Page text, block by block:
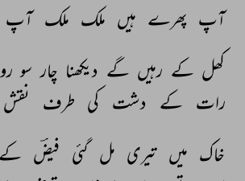
آپ پھرے ہیں ملک ملک آپ
کھل کے رہیں گے دیکھنا چار سو
رات کے دشت کی طرف نقش
خاک میں تیری مل گئی فیضؔ کے